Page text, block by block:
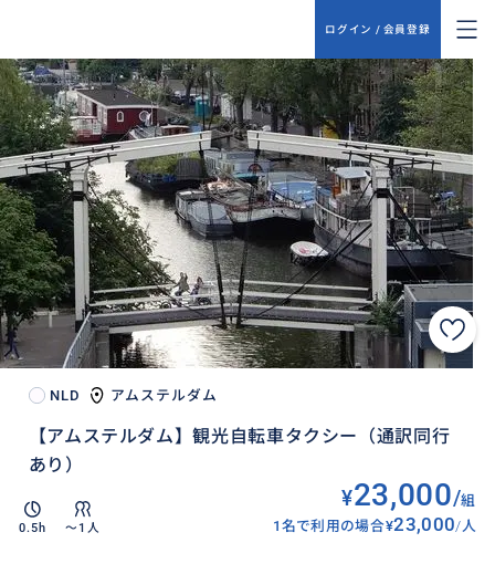
ログイン / 会員登録
NLD アムステルダム
【アムステルダム】観光自転車タクシー（通訳同行
あり）
0.5h 〜1人
¥23,000/組
1名で利用の場合¥23,000/ 人